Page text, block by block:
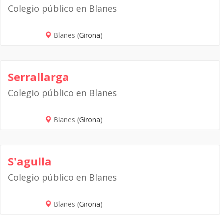
Colegio público en Blanes
Blanes (Girona)
Serrallarga
Colegio público en Blanes
Blanes (Girona)
S'agulla
Colegio público en Blanes
Blanes (Girona)